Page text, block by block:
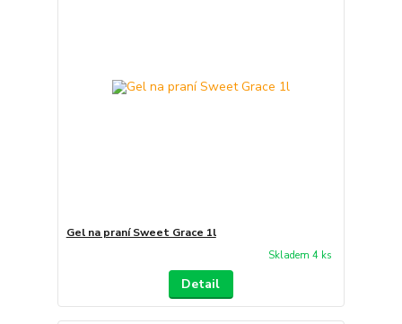
Gel na praní Sweet Grace 1l
Skladem 4 ks
Detail